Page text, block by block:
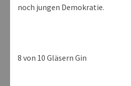
noch jungen Demokratie.
8 von 10 Gläsern Gin